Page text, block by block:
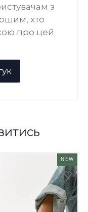
з
хто
про цей
NEW